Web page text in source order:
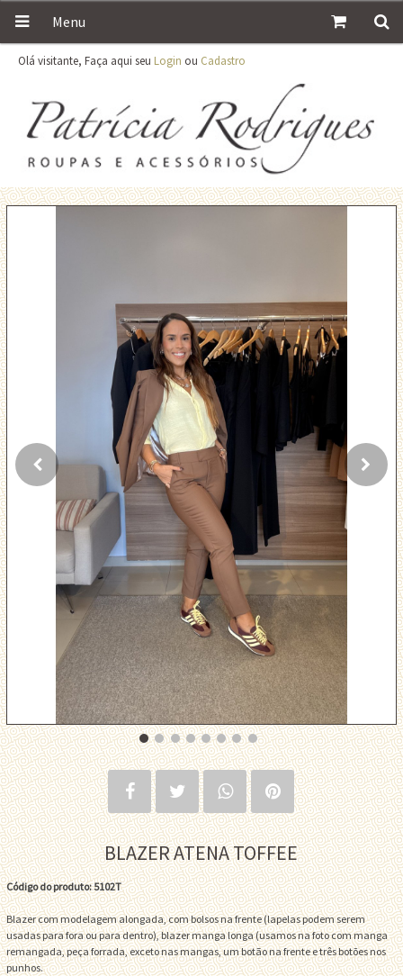
Olá visitante, Faça aqui seu Login ou Cadastro
Menu
BLAZER ATENA TOFFEE
Código do produto: 5102T
Blazer com modelagem alongada, com bolsos na frente (lapelas podem serem
usadas para fora ou para dentro), blazer manga longa (usamos na foto com manga
remangada, peça forrada, exceto nas mangas, um botão na frente e três botões nos
punhos.